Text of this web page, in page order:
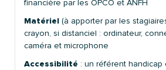
financière par les OPCO et ANFH
Matériel (à apporter par les
crayon, si distanciel : ordinateur,
caméra et microphone
Accessibilité : un référent